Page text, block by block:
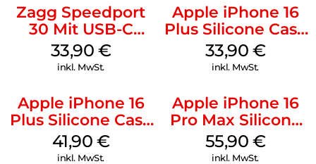
Zagg Speedport
30 Mit USB-C
Kabel Weiß
33,90 €
inkl. MwSt.
Apple iPhone 16
Plus Silicone Case
MagSafe Lake
Green
33,90 €
inkl. MwSt.
Apple iPhone 16
Plus Silicone Case
MagSafe Stone
Gray
41,90 €
inkl. MwSt.
Apple iPhone 16
Pro Max Silicone
Case MagSafe
Stone Gray
55,90 €
inkl. MwSt.